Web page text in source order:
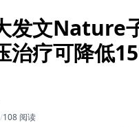
发文Nature
治疗可降低
/108 阅读